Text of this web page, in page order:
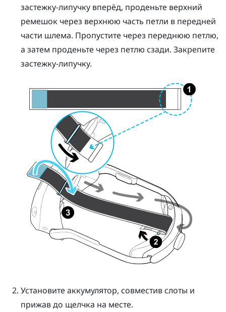
застежку-липучку вперёд, проденьте верхний
ремешок через верхнюю часть петли в передней
части шлема. Пропустите через переднюю петлю,
а затем проденьте через петлю сзади. Закрепите
застежку-липучку.
Установите аккумулятор, совместив слоты и
прижав до щелчка на месте.